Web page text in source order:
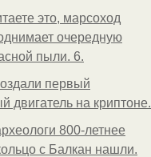
это, марсоход
очередную
пыли. 6.
первый
двигатель на криптоне.
800-летнее
с Балкан нашли.